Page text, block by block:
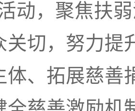
动，聚焦扶
关切，努力提
体、拓展慈善